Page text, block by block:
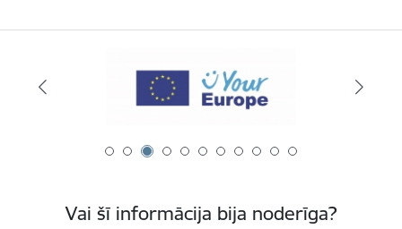
Vai šī informācija bija noderīga?